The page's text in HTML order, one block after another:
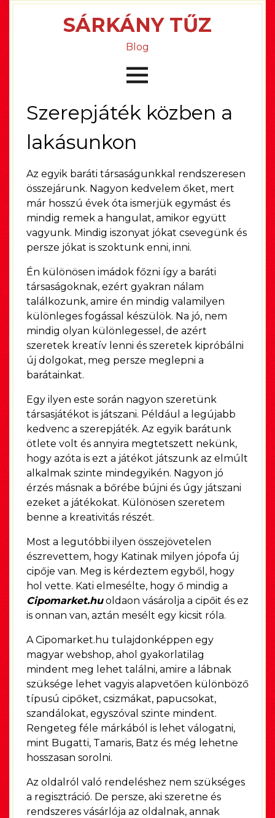
SÁRKÁNY TŰZ
Blog
Szerepjáték közben a
lakásunkon
Az egyik baráti társaságunkkal rendszeresen
összejárunk. Nagyon kedvelem őket, mert
már hosszú évek óta ismerjük egymást és
mindig remek a hangulat, amikor együtt
vagyunk. Mindig iszonyat jókat csevegünk és
persze jókat is szoktunk enni, inni.
Én különösen imádok főzni így a baráti
társaságoknak, ezért gyakran nálam
találkozunk, amire én mindig valamilyen
különleges fogással készülök. Na jó, nem
mindig olyan különlegessel, de azért
szeretek kreatív lenni és szeretek kipróbálni
új dolgokat, meg persze meglepni a
barátainkat.
Egy ilyen este során nagyon szeretünk
társasjátékot is játszani. Például a legújabb
kedvenc a szerepjáték. Az egyik barátunk
ötlete volt és annyira megtetszett nekünk,
hogy azóta is ezt a játékot játszunk az elmúlt
alkalmak szinte mindegyikén. Nagyon jó
érzés másnak a bőrébe bújni és úgy játszani
ezeket a játékokat. Különösen szeretem
benne a kreativitás részét.
Most a legutóbbi ilyen összejövetelen
észrevettem, hogy Katinak milyen jópofa új
cipője van. Meg is kérdeztem egyből, hogy
hol vette. Kati elmesélte, hogy ő mindig a
Cipomarket.huoldaon vásárolja a cipőit és ez
is onnan van, aztán mesélt egy kicsit róla.
A Cipomarket.hu tulajdonképpen egy
magyar webshop, ahol gyakorlatilag
mindent meg lehet találni, amire a lábnak
szüksége lehet vagyis alapvetően különböző
típusú cipőket, csizmákat, papucsokat,
szandálokat, egyszóval szinte mindent.
Rengeteg féle márkából is lehet válogatni,
mint Bugatti, Tamaris, Batz és még lehetne
hosszasan sorolni.
Az oldalról való rendeléshez nem szükséges
a regisztráció. De persze, aki szeretne és
rendszeres vásárlója az oldalnak, annak